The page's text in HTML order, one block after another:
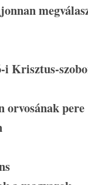
i Krisztus-
orvosának pere